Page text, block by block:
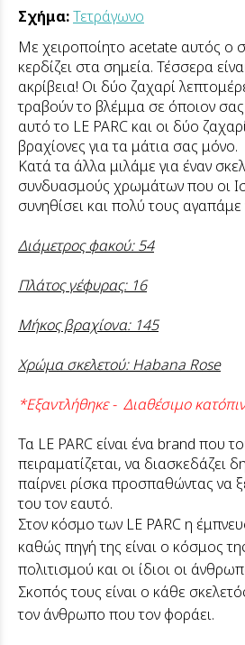
Σχήμα:Τετράγωνο
Με χειροποίητο acetate αυτός ο
κερδίζει στα σημεία. Τέσσερα
ακρίβεια! Οι δύο ζαχαρί
τραβούν το βλέμμα σε όποιον
αυτό το LE PARC και οι δύο
βραχίονες για τα μάτια σας μόνο.
Κατά τα άλλα μιλάμε για έναν
συνδυασμούς χρωμάτων που οι
συνηθίσει και πολύ τους αγαπάμε
Διάμετρος φακού: 54
Πλάτος γέφυρας: 16
Μήκος βραχίονα: 145
Χρώμα σκελετού: Habana Rose
*Εξαντλήθηκε - Διαθέσιμο
Τα LE PARC είναι ένα brand που
πειραματίζεται, να διασκεδάζει
παίρνει ρίσκα προσπαθώντας να
του τον εαυτό.
Στον κόσμο των LE PARC η
καθώς πηγή της είναι ο κόσμος
πολιτισμού και οι ίδιοι οι
Σκοπός τους είναι ο κάθε
τον άνθρωπο που τον φοράει.